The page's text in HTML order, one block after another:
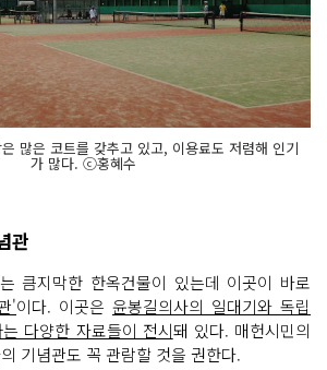
많은 코트를 갖추고 있고, 이용료도 저렴해 인기
가 많다. ⓒ홍혜수
관
큼지막한 한옥건물이 있는데 이곳이 바로
'이다. 이곳은 윤봉길의사의 일대기와 독립
다양한 자료들이 전시돼 있다. 매헌시민의
기념관도 꼭 관람할 것을 권한다.